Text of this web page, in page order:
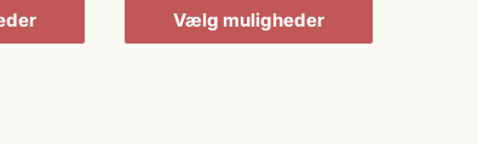
Vælg muligheder